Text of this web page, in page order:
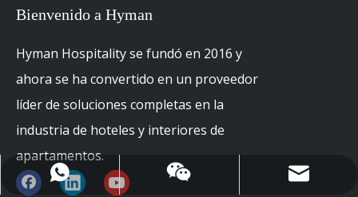
Bienvenido a Hyman
Hyman Hospitality se fundó en 2016 y
ahora se ha convertido en un proveedor
líder de soluciones completas en la
industria de hoteles y interiores de
apartamentos.
+ 86-18659106856
sophia@hymanhospitality.cn